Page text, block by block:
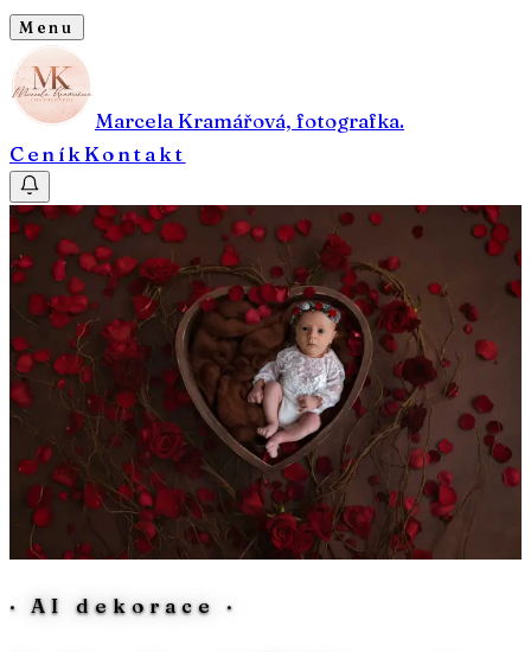
Menu
Marcela Kramářová, fotografka.
CeníkKontakt
·AI dekorace ·